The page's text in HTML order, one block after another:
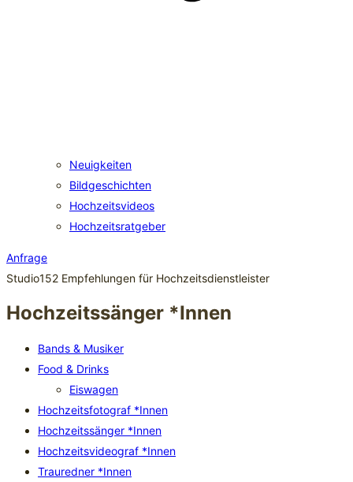
Neuigkeiten
Bildgeschichten
Hochzeitsvideos
Hochzeitsratgeber
Anfrage
Studio152 Empfehlungen für Hochzeitsdienstleister
Hochzeitssänger *Innen
Bands & Musiker
Food & Drinks
Eiswagen
Hochzeitsfotograf *Innen
Hochzeitssänger *Innen
Hochzeitsvideograf *Innen
Trauredner *Innen